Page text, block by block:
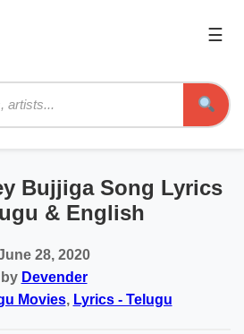
☰
Bujjiga Song Lyrics
& English
28, 2020
by Devender
Movies, Lyrics - Telugu